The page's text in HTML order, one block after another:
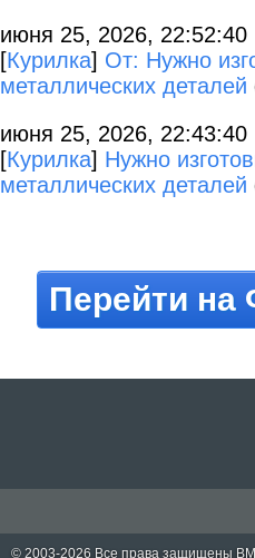
июня 25, 2026, 22:52:40
[Курилка] От: Нужно
металлических деталей
июня 25, 2026, 22:43:40
[Курилка] Нужно
металлических деталей
Перейти на
© 2003-2026 Все права защищены